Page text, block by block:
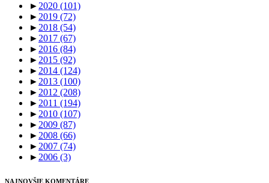
► 2020 (101)
► 2019 (72)
► 2018 (54)
► 2017 (67)
► 2016 (84)
► 2015 (92)
► 2014 (124)
► 2013 (100)
► 2012 (208)
► 2011 (194)
► 2010 (107)
► 2009 (87)
► 2008 (66)
► 2007 (74)
► 2006 (3)
NAJNOVŠIE KOMENTÁRE